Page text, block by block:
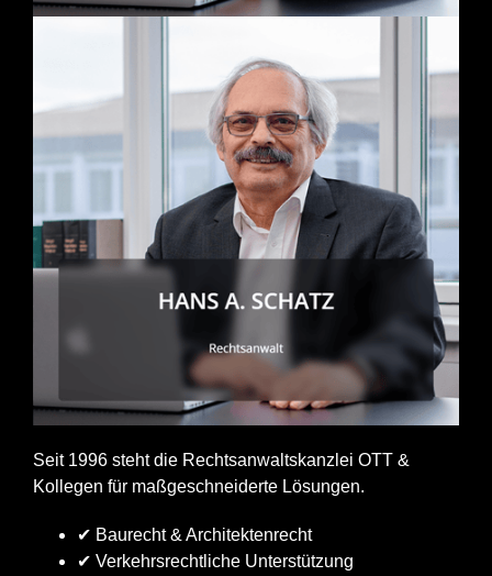
Seit 1996 steht die Rechtsanwaltskanzlei OTT &
Kollegen für maßgeschneiderte Lösungen.
✔ Baurecht & Architektenrecht
✔ Verkehrsrechtliche Unterstützung